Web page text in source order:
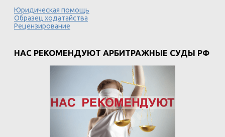
Юридическая помощь
Образец ходатайства
Рецензирование
НАС РЕКОМЕНДУЮТ АРБИТРАЖНЫЕ СУДЫ РФ